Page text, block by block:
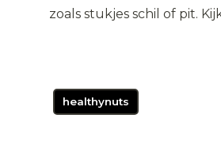
zoals stukjes schil of pit.
healthynuts